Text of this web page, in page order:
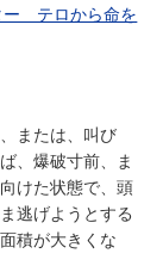
ー テロから命を
または、叫び
、爆破寸前、ま
けた状態で、頭
逃げようとする
積が大きくな